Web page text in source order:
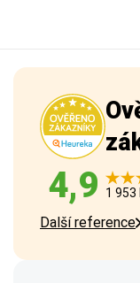
4,9 1 953
Další reference